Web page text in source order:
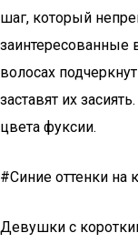
шаг, который
волосах
заставят их
цвета фуксии.
#Синие оттенки на
Девушки с